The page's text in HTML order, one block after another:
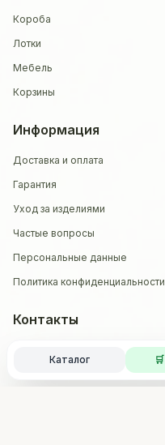
Каталог 🛒
Короба
Лотки
Мебель
Корзины
Информация
Доставка и оплата
Гарантия
Уход за изделиями
Частые вопросы
Персональные данные
Политика конфиденциальности
Контакты